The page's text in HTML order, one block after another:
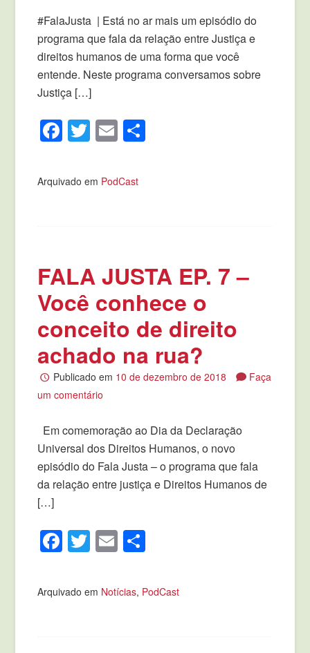
#FalaJusta | Está no ar mais um episódio do
programa que fala da relação entre Justiça e
direitos humanos de uma forma que você
entende. Neste programa conversamos sobre
Justiça […]
Facebook
Twitter
Email
Arquivado em PodCast
FALA JUSTA EP. 7 –
Você conhece o
conceito de direito
achado na rua?
Publicado em 10 de dezembro de 2018
Faça
um comentário
Em comemoração ao Dia da Declaração
Universal dos Direitos Humanos, o novo
episódio do Fala Justa – o programa que fala
da relação entre justiça e Direitos Humanos de
[…]
Facebook
Twitter
Email
Arquivado em Notícias, PodCast